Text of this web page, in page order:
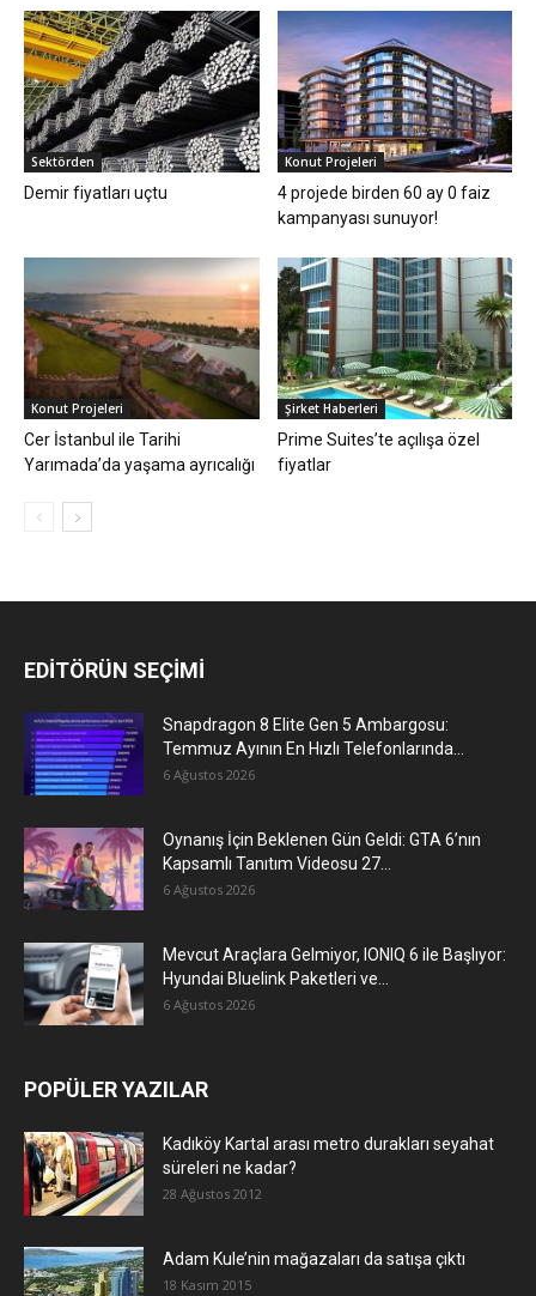
Sektörden
Demir fiyatları uçtu
Konut Projeleri
4 projede birden 60 ay 0 faiz
kampanyası sunuyor!
Konut Projeleri
Cer İstanbul ile Tarihi
Yarımada’da yaşama ayrıcalığı
Şirket Haberleri
Prime Suites’te açılışa özel
fiyatlar
EDİTÖRÜN SEÇİMİ
Snapdragon 8 Elite Gen 5 Ambargosu:
Temmuz Ayının En Hızlı Telefonlarında...
6 Ağustos 2026
Oynanış İçin Beklenen Gün Geldi: GTA 6’nın
Kapsamlı Tanıtım Videosu 27...
6 Ağustos 2026
Mevcut Araçlara Gelmiyor, IONIQ 6 ile Başlıyor:
Hyundai Bluelink Paketleri ve...
6 Ağustos 2026
POPÜLER YAZILAR
Kadıköy Kartal arası metro durakları seyahat
süreleri ne kadar?
28 Ağustos 2012
Adam Kule’nin mağazaları da satışa çıktı
18 Kasım 2015